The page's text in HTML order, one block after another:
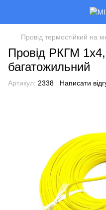
Провід термостійкий на
Провід РКГМ
багатожильний
Артикул: 2338 Написати